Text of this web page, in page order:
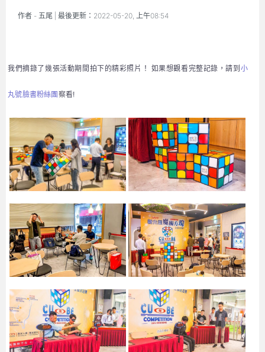
作者 - 五尾 | 最後更新： 2022-05-20, 上午08:54
我們摘錄了幾張活動期間拍下的精彩照片！ 如果想觀看完整記錄，請到 小
丸號臉書粉絲團 察看!